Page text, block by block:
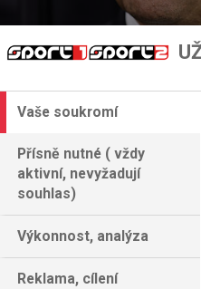
posledním kolem drželi
do Ligy mistrů.
o dvě příčky a
klubu si celou situaci
Vaše soukromí
Přísně nutné ( vždy
aktivní, nevyžadují
souhlas)
Výkonnost, analýza
Reklama, cílení